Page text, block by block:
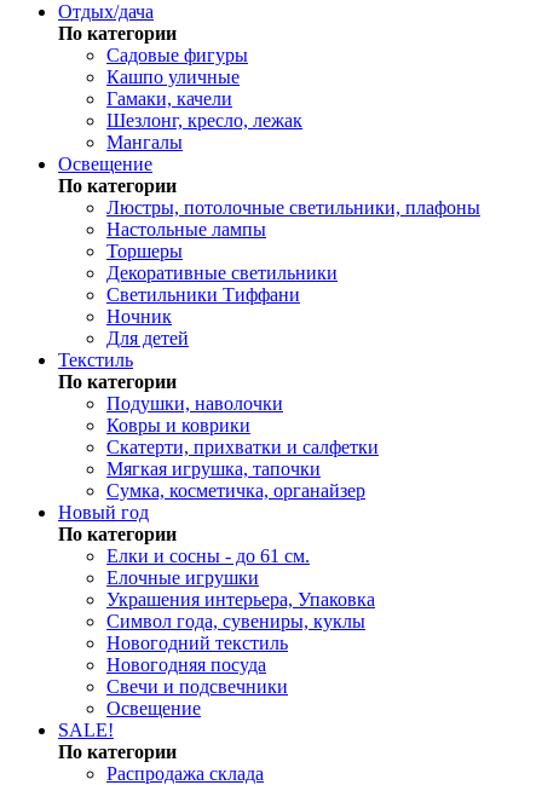
Отдых/дача
По категории
Садовые фигуры
Кашпо уличные
Гамаки, качели
Шезлонг, кресло, лежак
Мангалы
Освещение
По категории
Люстры, потолочные светильники, плафоны
Настольные лампы
Торшеры
Декоративные светильники
Светильники Тиффани
Ночник
Для детей
Текстиль
По категории
Подушки, наволочки
Ковры и коврики
Скатерти, прихватки и салфетки
Мягкая игрушка, тапочки
Сумка, косметичка, органайзер
Новый год
По категории
Елки и сосны - до 61 см.
Елочные игрушки
Украшения интерьера, Упаковка
Символ года, сувениры, куклы
Новогодний текстиль
Новогодняя посуда
Свечи и подсвечники
Освещение
SALE!
По категории
Распродажа склада